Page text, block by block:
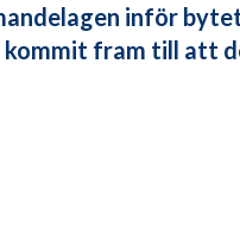
inför
kommit fram till att